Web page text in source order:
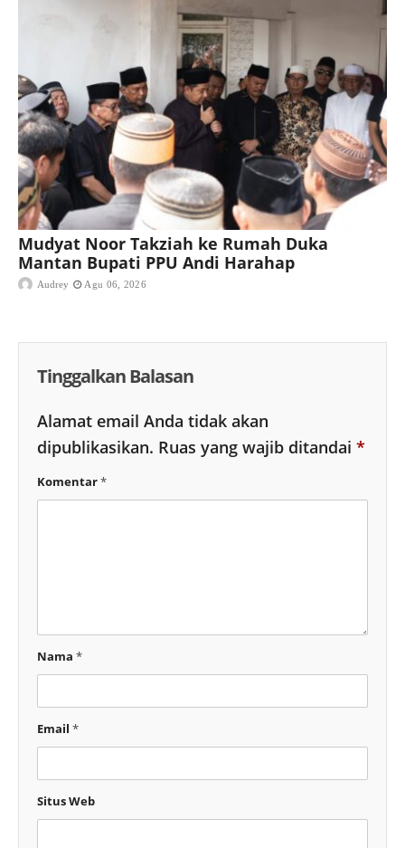
Mudyat Noor Takziah ke Rumah Duka
Mantan Bupati PPU Andi Harahap
Audrey Agu 06, 2026
Tinggalkan Balasan
Alamat email Anda tidak akan
dipublikasikan. Ruas yang wajib ditandai *
Komentar*
Nama *
Email *
Situs Web